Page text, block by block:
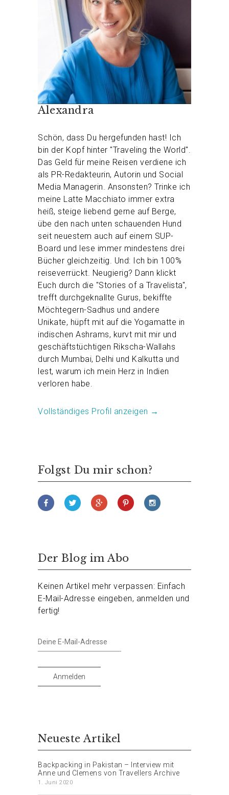
Alexandra
Schön, dass Du hergefunden hast! Ich
bin der Kopf hinter "Traveling the World".
Das Geld für meine Reisen verdiene ich
als PR-Redakteurin, Autorin und Social
Media Managerin. Ansonsten? Trinke ich
meine Latte Macchiato immer extra
heiß, steige liebend gerne auf Berge,
übe den nach unten schauenden Hund
seit neuestem auch auf einem SUP-
Board und lese immer mindestens drei
Bücher gleichzeitig. Und: Ich bin 100%
reiseverrückt. Neugierig? Dann klickt
Euch durch die "Stories of a Travelista",
trefft durchgeknallte Gurus, bekiffte
Möchtegern-Sadhus und andere
Unikate, hüpft mit auf die Yogamatte in
indischen Ashrams, kurvt mit mir und
geschäftstüchtigen Rikscha-Wallahs
durch Mumbai, Delhi und Kalkutta und
lest, warum ich mein Herz in Indien
verloren habe.
Vollständiges Profil anzeigen →
Folgst Du mir schon?
Der Blog im Abo
Keinen Artikel mehr verpassen: Einfach
E-Mail-Adresse eingeben, anmelden und
fertig!
Deine
E-
Adresse
Anmelden
Neueste Artikel
Backpacking in Pakistan – Interview mit
Anne und Clemens von Travellers Archive
1. Juni 2020